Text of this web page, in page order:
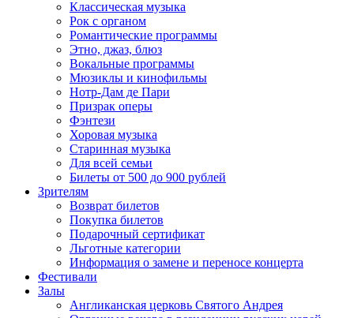
Классическая музыка
Рок с органом
Романтические программы
Этно, джаз, блюз
Вокальные программы
Мюзиклы и кинофильмы
Нотр-Дам де Пари
Призрак оперы
Фэнтези
Хоровая музыка
Старинная музыка
Для всей семьи
Билеты от 500 до 900 рублей
Зрителям
Возврат билетов
Покупка билетов
Подарочный сертификат
Льготные категории
Информация о замене и переносе концерта
Фестивали
Залы
Англиканская церковь Святого Андрея